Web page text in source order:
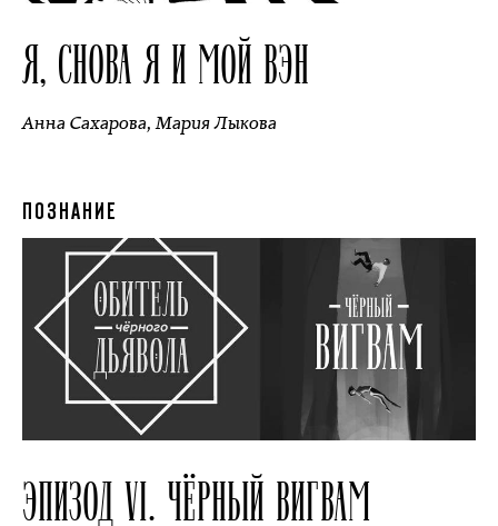
Я, СНОВА Я И МОЙ ВЭН
Анна Сахарова,Мария Лыкова
ПОЗНАНИЕ
ЭПИЗОД VI. ЧЁРНЫЙ ВИГВАМ